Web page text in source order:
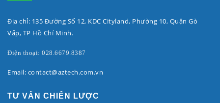
Địa chỉ: 135 Đường Số 12, KDC Cityland, Phường 10, Quận Gò
Vấp, TP Hồ Chí Minh.
Điện thoại: 028.6679.8387
Email: contact@aztech.com.vn
TƯ VẤN CHIẾN LƯỢC